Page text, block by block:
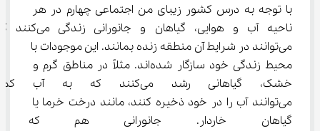
با توجه به درس کشور زیبای من اجتماعی چهارم در هر
ناحیه آب و هوایی، گیاهان و جانورانی
می‌توانند در شرایط آن منطقه زنده بمانند. این موجودات با
محیط زندگی خود سازگار شده‌اند. مثلاً در مناطق گرم و
خشک، گیاهانی رشد می‌کنند که
می‌توانند آب را در خود ذخیره کنند، مانند درخت خرما یا
گیاهان خاردار. جانورانی هم